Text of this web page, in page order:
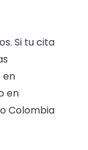
Si tu cita
en
en
Colombia